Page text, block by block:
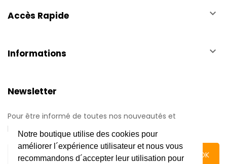
Notre boutique utilise des cookies pour
améliorer l´expérience utilisateur et nous vous
recommandons d´accepter leur utilisation pour
Accès Rapide keyboard_arrow_down
Informations keyboard_arrow_down
Newsletter
Pour être informé de toutes nos nouveautés et
promotions.